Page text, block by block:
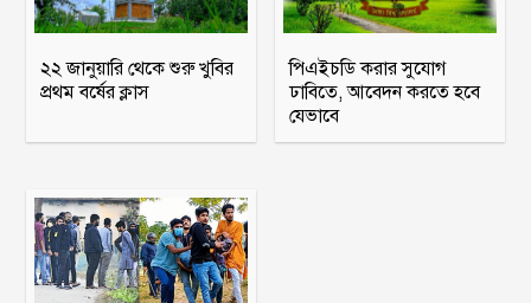
২২ জানুয়ারি থেকে শুরু খুবির
প্রথম বর্ষের ক্লাস
পিএইচডি করার সুযোগ
ঢাবিতে, আবেদন করতে হবে
যেভাবে